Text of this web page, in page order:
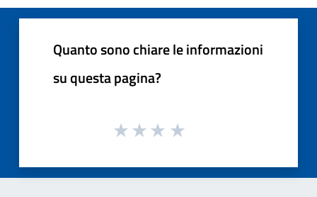
Quanto sono chiare le informazioni
su questa pagina?